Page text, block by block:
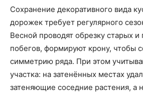
Сохранение декоративного вида
дорожек требует регулярного
Весной проводят обрезку старых
побегов, формируют крону, чтобы
симметрию ряда. При этом
участка: на затенённых местах
затеняющие соседние растения, а